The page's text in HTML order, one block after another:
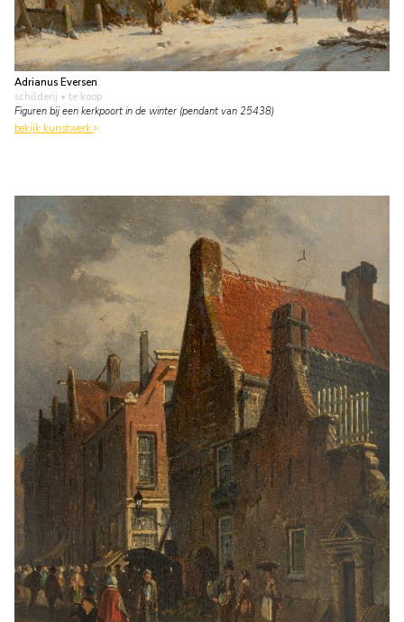
Adrianus Eversen
schilderij • te koop
Figuren bij een kerkpoort in de winter (pendant van 25438)
bekijk kunstwerk